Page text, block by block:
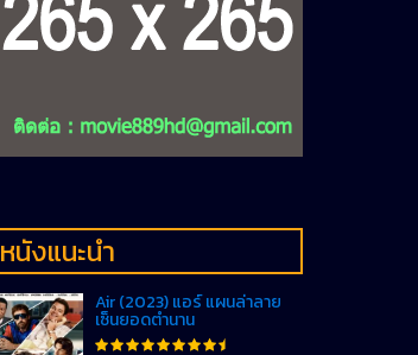
หนังแนะนำ
Air (2023) แอร์ แผนล่าลาย
เซ็นยอดตำนาน